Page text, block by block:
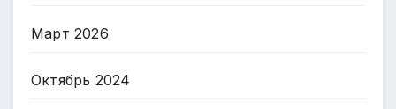
Март 2026
Октябрь 2024